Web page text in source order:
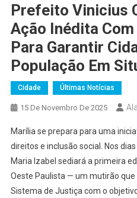
Prefeito Vinicius
Ação Inédita
Para Garantir
População Em
Cidade Últimas Notícias
15 De Novembro De 2025
Marília se prepara para uma
direitos e inclusão social. Nos
Maria Izabel sediará a primeira
Oeste Paulista — um mutirão
Sistema de Justiça com o